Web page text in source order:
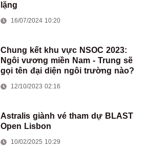
lặng
16/07/2024 10:20
Chung kết khu vực NSOC 2023:
Ngôi vương miền Nam - Trung sẽ
gọi tên đại diện ngôi trường nào?
12/10/2023 02:16
Astralis giành vé tham dự BLAST
Open Lisbon
10/02/2025 10:29